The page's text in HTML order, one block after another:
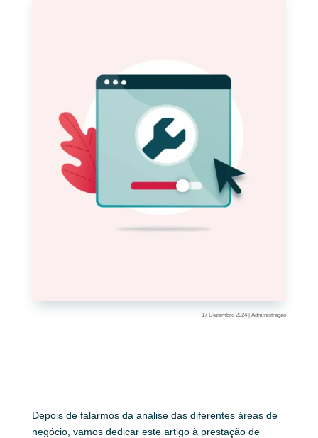
17 Dezembro 2024 |Administração
Depois de falarmos da análise das diferentes áreas de
negócio, vamos dedicar este artigo à prestação de